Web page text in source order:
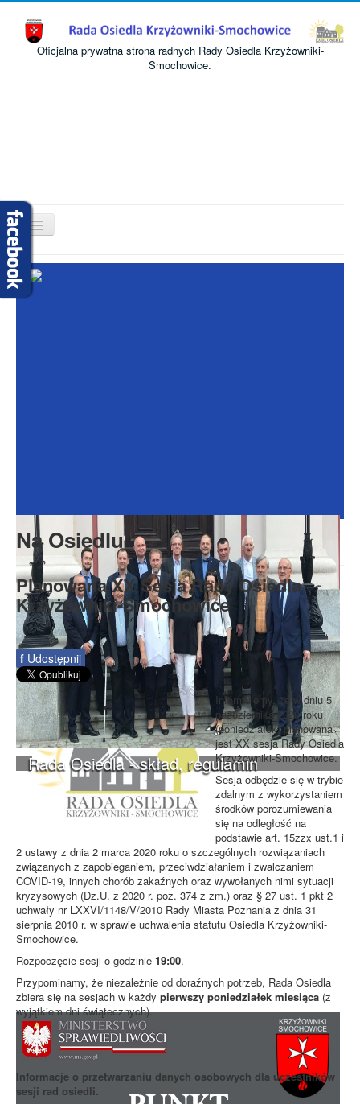
Oficjalna prywatna strona radnych Rady Osiedla Krzyżowniki-
Smochowice.
Przełącz
nawigację
Start
O nas
Rada Seniorów
Rada Osiedla - skład, regulamin
Na Osiedlu
Planowana XX Sesja Rady Osiedla
Krzyżowniki-Smochowice
f Udostępnij
Informujemy, że w dniu 5
października 2020 roku
(poniedziałek) planowana
jest XX sesja Rady Osiedla
Krzyżowniki-Smochowice.
Sesja odbędzie się w trybie
zdalnym z wykorzystaniem
środków porozumiewania
się na odległość na
podstawie art. 15zzx ust.1 i
2 ustawy z dnia 2 marca 2020 roku o szczególnych rozwiązaniach
związanych z zapobieganiem, przeciwdziałaniem i zwalczaniem
COVID-19, innych chorób zakaźnych oraz wywołanych nimi sytuacji
kryzysowych (Dz.U. z 2020 r. poz. 374 z zm.) oraz § 27 ust. 1 pkt 2
uchwały nr LXXVI/1148/V/2010 Rady Miasta Poznania z dnia 31
sierpnia 2010 r. w sprawie uchwalenia statutu Osiedla Krzyżowniki-
Smochowice.
Rozpoczęcie sesji o godzinie 19:00.
Przypominamy, że niezależnie od doraźnych potrzeb, Rada Osiedla
zbiera się na sesjach w każdy pierwszy poniedziałek miesiąca (z
wyjątkiem dni świątecznych).
Informacje o przetwarzaniu danych osobowych dla uczestników
sesji rad osiedli.